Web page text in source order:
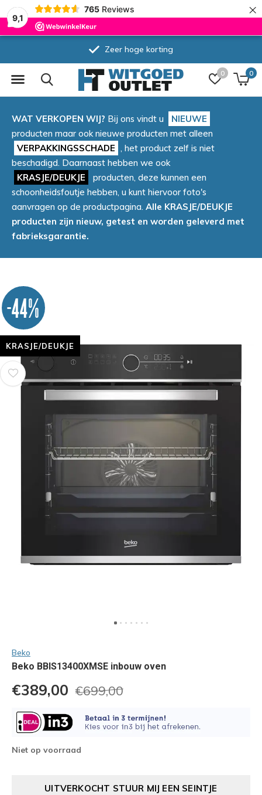
9,1
765 Reviews ×
0 0
Zeer hoge korting
WAT VERKOPEN WIJ? Bij ons vindt u
NIEUWE
producten maar ook nieuwe producten met alleen
VERPAKKINGSSCHADE , het product zelf is niet
beschadigd. Daarnaast hebben we ook
KRASJE/DEUKJE
producten, deze kunnen een
schoonheidsfoutje hebben, u kunt hiervoor foto's
aanvragen op de productpagina. Alle KRASJE/DEUKJE
producten zijn nieuw, getest en worden geleverd met
fabrieksgarantie.
-44%
KRASJE/DEUKJE
Beko
Beko BBIS13400XMSE inbouw oven
€389,00 €699,00
Niet op voorraad
UITVERKOCHT STUUR MIJ EEN SEINTJE